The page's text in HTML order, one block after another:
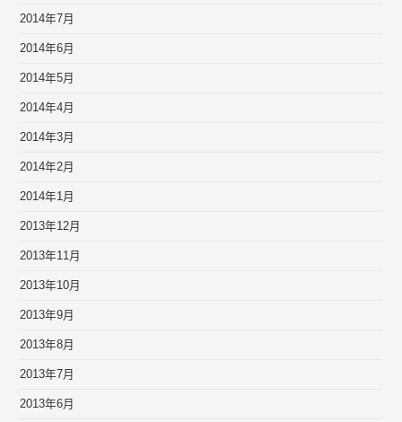
2014年7月
2014年6月
2014年5月
2014年4月
2014年3月
2014年2月
2014年1月
2013年12月
2013年11月
2013年10月
2013年9月
2013年8月
2013年7月
2013年6月